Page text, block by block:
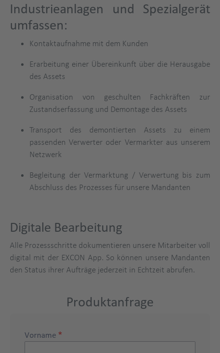
Industrieanlagen und Spezialgerät
umfassen:
Kontaktaufnahme mit dem Kunden
Erarbeitung einer Übereinkunft über die Herausgabe
des Assets
Organisation von geschulten Fachkräften zur
Zustandserfassung und Demontage des Assets
Transport des demontierten Assets zu einem
passenden Verwerter oder Vermarkter aus unserem
Netzwerk
Begleitung der Vermarktung / Verwertung bis zum
Abschluss des Prozesses für unsere Mandanten
Digitale Bearbeitung
Alle Prozessschritte dokumentieren unsere Mitarbeiter voll
digital mit der EXCON App. So können unsere Mandanten
den Status ihrer Aufträge jederzeit in Echtzeit abrufen.
Produktanfrage
Produktanfrage
Vorname